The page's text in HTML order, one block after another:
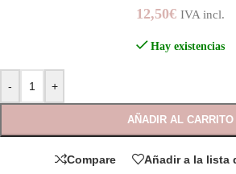
12,50€ IVA incl.
Hay existencias
- +
AÑADIR AL CARRITO
Compare Añadir a la lista